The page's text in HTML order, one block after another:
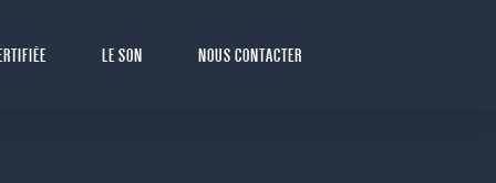
LE SON NOUS CONTACTER